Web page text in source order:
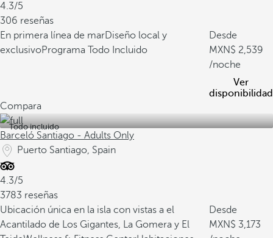
4.3/5
306 reseñas
En primera línea de marDiseño local y
exclusivoPrograma Todo Incluido
Desde
2,539
/noche
Ver
disponibilidad
Compara
Todo incluido
Barceló Santiago - Adults Only
Puerto Santiago, Spain
4.3/5
3783 reseñas
Ubicación única en la isla con vistas a el
Acantilado de Los Gigantes, La Gomera y El
Desde
3,173